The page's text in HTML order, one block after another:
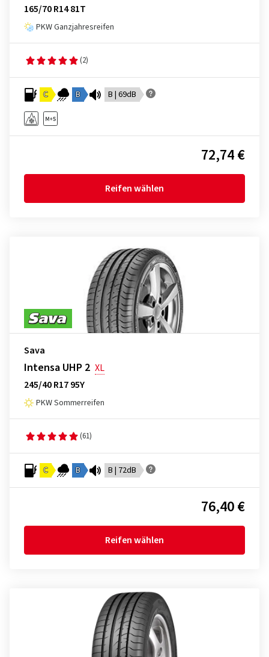
165/70 R14 81T
PKW Ganzjahresreifen
(2)
C B B | 69dB
72,74 €
Reifen wählen
Sava
Intensa UHP 2 XL
245/40 R17 95Y
PKW Sommerreifen
(61)
C B B | 72dB
76,40 €
Reifen wählen